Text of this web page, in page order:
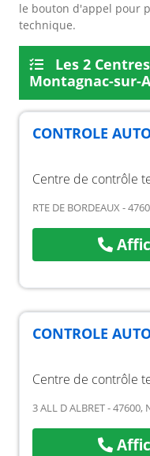
le bouton d'appel pour
technique.
Les 2
Montagnac-sur-
CONTROLE
Centre de contrôle
RTE DE BORDEAUX -
CONTROLE
Centre de contrôle
3 ALL D ALBRET - 47600,